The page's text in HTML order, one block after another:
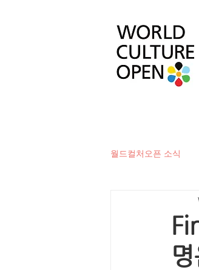
월드컬처오픈 소식
#문화로벽을허